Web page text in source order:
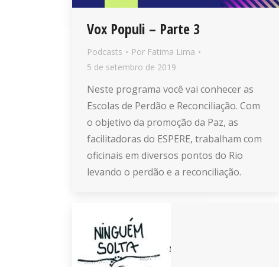
Vox Populi – Parte 3
Podcasts Por Fatima Lima
5 de setembro de 2019
Neste programa você vai conhecer as
Escolas de Perdão e Reconciliação. Com
o objetivo da promoção da Paz, as
facilitadoras do ESPERE, trabalham com
oficinais em diversos pontos do Rio
levando o perdão e a reconciliação.